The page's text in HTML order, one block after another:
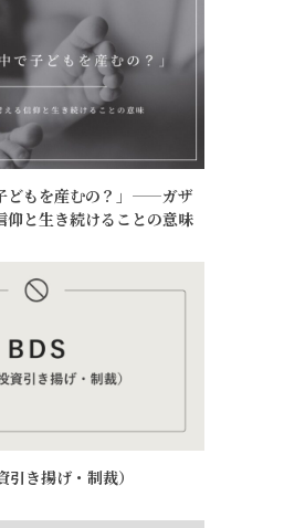
どもを産むの？」——ガザ
仰と生き続けることの意味
き揚げ・制裁）